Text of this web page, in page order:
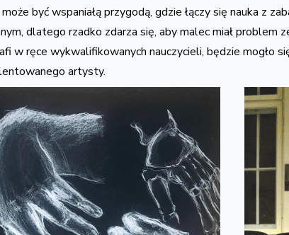
być wspaniałą przygodą, gdzie łączy się nauka z
dlatego rzadko zdarza się, aby malec miał problem
w ręce wykwalifikowanych nauczycieli, będzie mogło
artysty.